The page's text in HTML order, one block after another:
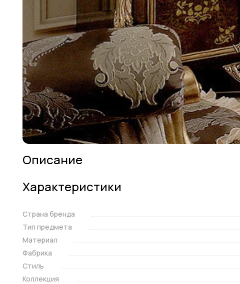
Описание
Характеристики
Страна бренда
Тип предмета
Материал
Фабрика
Стиль
Коллекция